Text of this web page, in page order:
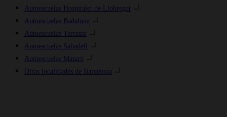
Autoescuelas Hospitalet de Llobregat
Autoescuelas Badalona
Autoescuelas Terrassa
Autoescuelas Sabadell
Autoescuelas Mataró
Otras localidades de Barcelona